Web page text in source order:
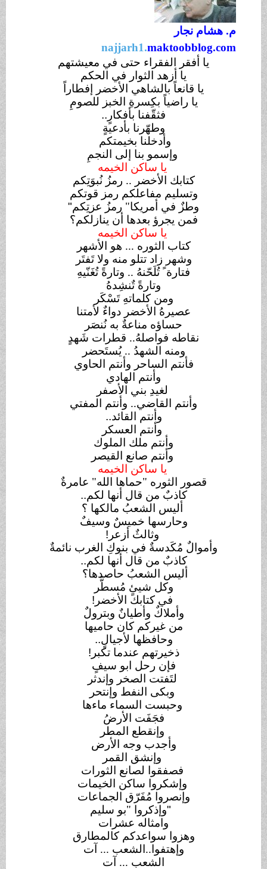
م. هشام نجار
najjarh1.maktoobblog.com
يا أفقر الفقراء حتى في معيشتهم
يا أزهد الثوار في الحكم
يا قانعاً بالشاهي الأخضر إفطاراً
يا راضياً بكِسرةِ الخبز للصومِ
فثقّفنا بأفكارٍ..
وطهّرنا بأدعيةٍ
وأدخلنا بخيمتكم
وإسمو بنا إلى النجمِ
يا ساكن الخيمه
كتابك الأخضر .. رمزُ نُبوَتِكم
وتسليم مفاعلكم رمز قوتكم
وطزٌ في أمريكا" رمزُ عزتِكم"
فمن يجرؤ بعدها أن ينازلكم؟
يا ساكن الخيمه
كتاب الثوره ... هو الأشهر
وشهر زاد تتلو منه ولا تَفتَر
فتارة ً تُلَحّنهُ .. وتارةً تُغَنّيهِ
وتارةً تٌنشِدهُ
ومن كلماتهِ تَسْكَر
عصيرهُ الأخضر دواءٌ لأمتنا
حساؤه مناعةٌ به نُنصَر
نقاطه فواصلهُ.. قطرات شَهدٍ
ومنه الشهدُ .. يُستَحضر
فأنتم الساحر وأنتم الحاوي
وأنتم الهادي
لغيدِ بني الأصفر
وأنتم القاضي.. وأنتم المفتي
وأنتم القائد..
وأنتم العسكر
وأنتم ملك الملوك
وأنتم صانع القيصر
يا ساكن الخيمه
قصور الثوره "حماها الله" عامرةٌ
كاذبٌ من قال أنها لكم..
أليس الشعبُ مالكها ؟
وحارسها خميسٌ وسيفٌ
وثالثٌ أزعر!
وأموالٌ مُكَدسةٌ في بنوكِ الغرب نائمةٌ
كاذبٌ من قال أنها لكم..
أليس الشعبُ حاصدها؟
وكل شيئٍ مُسطَّر
في كتابك الأخضر!
وأملاكٌ وأطيانٌ وبترولٌ
من غيركم كان حاميها
وحافظها لأجيالٍ..
ذخيرتهم عندما تكبر!
فإن رحل ابو سيفٍ
لتَفتت الصخر وإندثر
وبكى النفط وإنتحر
وحبست السماء ماءها
فجَفَت الأرضُ
وإنقطع المطر
وأجدب وجه الأرض
وإنشق القمر
فصفقوا لصانع الثورات
وإشكروا ساكن الخيمات
وإنصروا مُفَرّق الجماعات
وإذكروا "بو سليم
وامثاله عشرات
وهزوا سواعدكم كالمطارق
وإهتفوا..الشعب ... آت
الشعب ... آت